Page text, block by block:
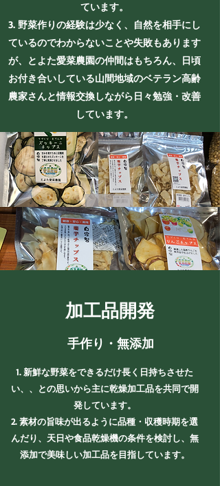
ています。
野菜作りの経験は少なく、自然を相手にし
ているのでわからないことや失敗もあります
が、とよた愛菜農園の仲間はもちろん、日頃
お付き合いしている山間地域のベテラン高齢
農家さんと情報交換しながら日々勉強・改善
しています。
加工品開発
手作り・無添加
新鮮な野菜をできるだけ長く日持ちさせた
い、、との思いから主に乾燥加工品を共同で開
発しています。
素材の旨味が出るように品種・収穫時期を選
んだり、天日や食品乾燥機の条件を検討し、無
添加で美味しい加工品を目指しています。